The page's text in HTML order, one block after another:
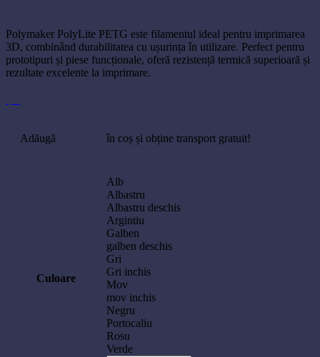
a
fost:
172,20 lei.
este:
124,60 lei.
Polymaker PolyLite PETG este filamentul ideal pentru imprimarea
3D, combinând durabilitatea cu ușurința în utilizare. Perfect pentru
prototipuri și piese funcționale, oferă rezistență termică superioară și
rezultate excelente la imprimare.
Adăugă în coș și obține transport gratuit!
Culoare
Alb
Albastru
Albastru deschis
Argintiu
Galben
galben deschis
Gri
Gri inchis
Mov
mov inchis
Negru
Portocaliu
Rosu
Verde